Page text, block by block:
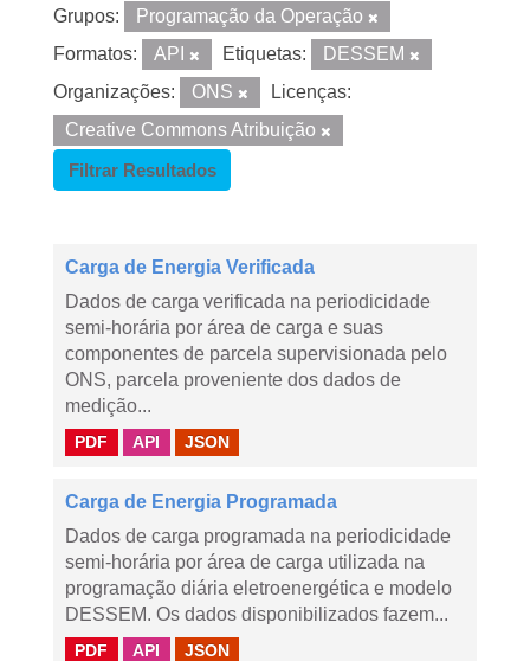
Grupos:
Programação da Operação
Formatos:
API Etiquetas:
DESSEM
Organizações:
ONS
Licenças:
Creative Commons Atribuição
Filtrar Resultados
Carga de Energia Verificada
Dados de carga verificada na periodicidade
semi-horária por área de carga e suas
componentes de parcela supervisionada pelo
ONS, parcela proveniente dos dados de
medição...
PDF API JSON
Carga de Energia Programada
Dados de carga programada na periodicidade
semi-horária por área de carga utilizada na
programação diária eletroenergética e modelo
DESSEM. Os dados disponibilizados fazem...
PDF API JSON